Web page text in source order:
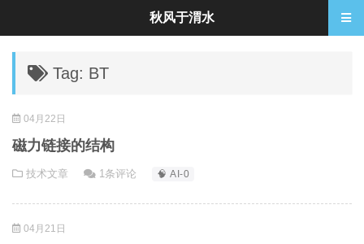
Tag: BT
04月22日
磁力链接的结构
技术文章 1条评论 🧠 AI-0
04月21日
秋风于渭水